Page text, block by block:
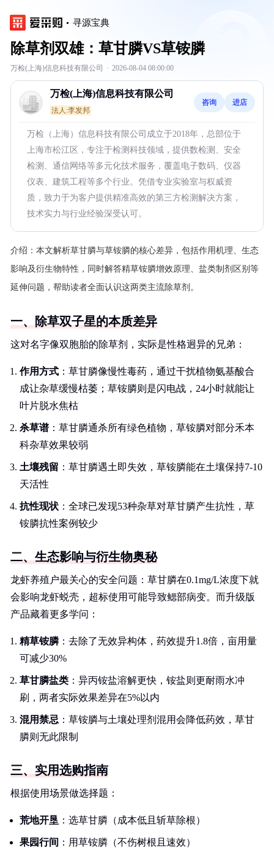
寻源宝典
除草剂双雄：草甘膦VS草铵膦
万检(上海)信息科技有限公司 · 2026-08-04 08:00:00
万检(上海)信息科技有限公司
法人:李发邦
咨询 进店
万检（上海）信息科技有限公司成立于2018年，总部位于
上海市松江区，专注于检测科技领域，提供数检测、安全
检测、通信网络等多元化技术服务，覆盖电子数码、仪器
仪表、建筑工程等多个行业。凭借专业实验室与权威资
质，致力于为客户提供精准高效的第三方检测解决方案，
技术实力与行业经验深受认可。
介绍： 本文解析草甘膦与草铵膦的核心差异，包括作用机理、生态
影响及衍生物特性，同时解答精草铵膦增效原理、盐类制剂区别等
延伸问题，帮助读者全面认识这两类主流除草剂。
一、除草双子星的本质差异
这对名字像双胞胎的除草剂，实际是性格迥异的兄弟：
作用方式 ：草甘膦像慢性毒药，通过干扰植物氨基酸合
成让杂草缓慢枯萎；草铵膦则是闪电战，24小时就能让
叶片脱水焦枯
杀草谱：草甘膦通杀所有绿色植物，草铵膦对部分禾本
科杂草效果较弱
土壤残留 ：草甘膦遇土即失效，草铵膦能在土壤保持7-10
天活性
抗性现状 ：全球已发现53种杂草对草甘膦产生抗性，草
铵膦抗性案例较少
二、生态影响与衍生物奥秘
龙虾养殖户最关心的安全问题：草甘膦在0.1mg/L浓度下就
会影响龙虾蜕壳，超标使用可能导致鳃部病变。而升级版
产品藏着更多学问：
精草铵膦 ：去除了无效异构体，药效提升1.8倍，亩用量
可减少30%
草甘膦盐类 ：异丙铵盐溶解更快，铵盐则更耐雨水冲
刷，两者实际效果差异在5%以内
混用禁忌 ：草铵膦与土壤处理剂混用会降低药效，草甘
膦则无此限制
三、实用选购指南
根据使用场景做选择题：
荒地开垦 ：选草甘膦（成本低且斩草除根）
果园行间 ：用草铵膦（不伤树根且速效）